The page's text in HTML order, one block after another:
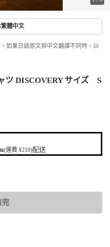
體中文
如果日語原文與中文翻譯不同時，以
ツ DISCOVERY サイズ S
(運費 ¥210)配送
完